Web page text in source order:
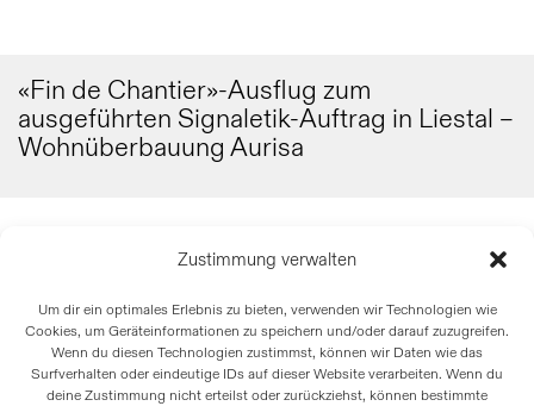
Zustimmung verwalten
Um dir ein optimales Erlebnis zu bieten, verwenden wir Technologien wie
Cookies, um Geräteinformationen zu speichern und/oder darauf zuzugreifen.
Wenn du diesen Technologien zustimmst, können wir Daten wie das
Surfverhalten oder eindeutige IDs auf dieser Website verarbeiten. Wenn du
deine Zustimmung nicht erteilst oder zurückziehst, können bestimmte
«Fin de Chantier»-Ausflug zum
ausgeführten Signaletik-Auftrag in Liestal –
Wohnüberbauung Aurisa